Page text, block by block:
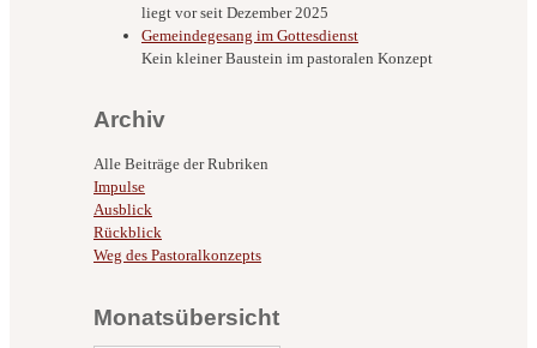
liegt vor seit Dezember 2025
Gemeindegesang im Gottesdienst
Kein kleiner Baustein im pastoralen Konzept
Archiv
Alle Beiträge der Rubriken
Impulse
Ausblick
Rückblick
Weg des Pastoralkonzepts
Monatsübersicht